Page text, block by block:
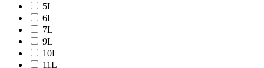
5L
6L
7L
9L
10L
11L